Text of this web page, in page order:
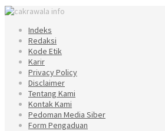
Indeks
Redaksi
Kode Etik
Karir
Privacy Policy
Disclaimer
Tentang Kami
Kontak Kami
Pedoman Media Siber
Form Pengaduan